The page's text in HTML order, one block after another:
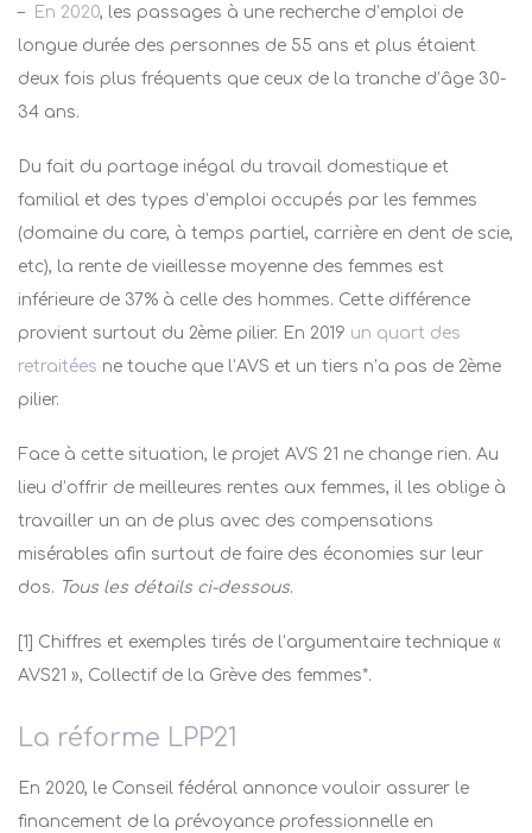
– En 2020, les passages à une recherche d’emploi de
longue durée des personnes de 55 ans et plus étaient
deux fois plus fréquents que ceux de la tranche d’âge 30-
34 ans.
Du fait du partage inégal du travail domestique et
familial et des types d’emploi occupés par les femmes
(domaine du care, à temps partiel, carrière en dent de scie,
etc), la rente de vieillesse moyenne des femmes est
inférieure de 37% à celle des hommes. Cette différence
provient surtout du 2ème pilier. En 2019 un quart des
retraitées ne touche que l’AVS et un tiers n’a pas de 2ème
pilier.
Face à cette situation, le projet AVS 21 ne change rien. Au
lieu d’offrir de meilleures rentes aux femmes, il les oblige à
travailler un an de plus avec des compensations
misérables afin surtout de faire des économies sur leur
dos. Tous les détails ci-dessous.
[1]
Chiffres et exemples tirés de l’argumentaire technique «
AVS21 », Collectif de la Grève des femmes*.
La réforme LPP21
En 2020, le Conseil fédéral annonce vouloir assurer le
financement de la prévoyance professionnelle en